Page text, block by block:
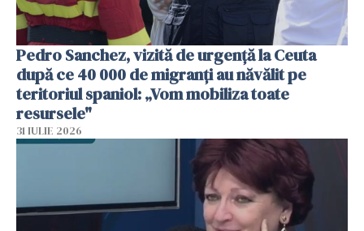
Pedro Sanchez, vizită de urgență la Ceuta
după ce 40 000 de migranți au năvălit pe
teritoriul spaniol: „Vom mobiliza toate
resursele"
31 IULIE 2026